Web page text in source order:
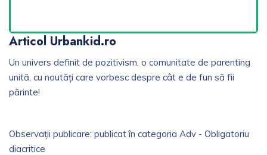
Articol Urbankid.ro
Un univers definit de pozitivism, o comunitate de parenting
unită, cu noutăți care vorbesc despre cât e de fun să fii
părinte!
Observații publicare: publicat în categoria Adv - Obligatoriu
diacritice